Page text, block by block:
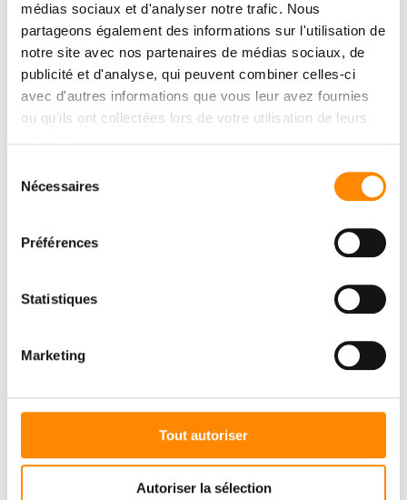
médias sociaux et d'analyser notre trafic. Nous
partageons également des informations sur l'utilisation de
notre site avec nos partenaires de médias sociaux, de
publicité et d'analyse, qui peuvent combiner celles-ci
avec d'autres informations que vous leur avez fournies
ou qu'ils ont collectées lors de votre utilisation de leurs
Nécessaires
Préférences
Statistiques
Marketing
Tout autoriser
Autoriser la sélection
下载中心
查看和下载文件
寻找经销商